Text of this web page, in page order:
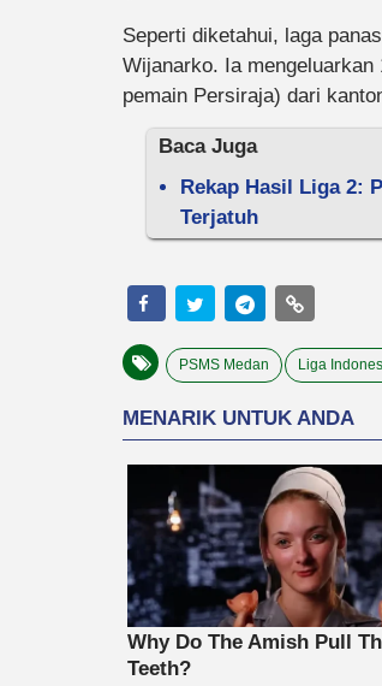
Seperti diketahui, laga
Wijanarko. Ia
pemain Persiraja) dari
Baca Juga
Rekap Hasil Liga 2:
Terjatuh
PSMS Medan Liga